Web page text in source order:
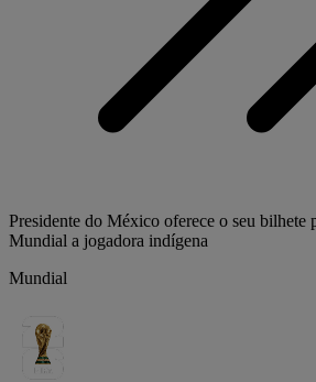
Presidente do México oferece o seu bilhete
Mundial a jogadora indígena
Mundial